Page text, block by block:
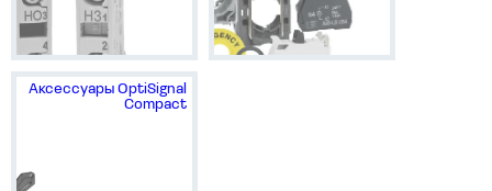
Аксессуары OptiSignal
Compact